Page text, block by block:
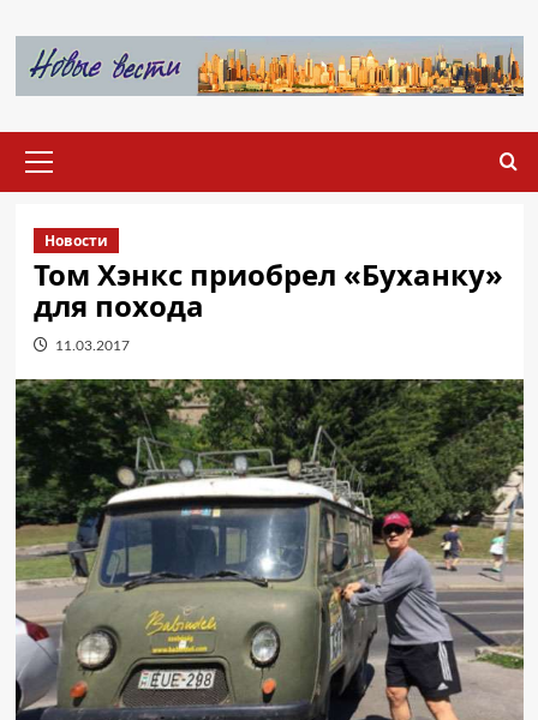
содержимому
меню
Новости
Том Хэнкс приобрел «Буханку»
для похода
11.03.2017